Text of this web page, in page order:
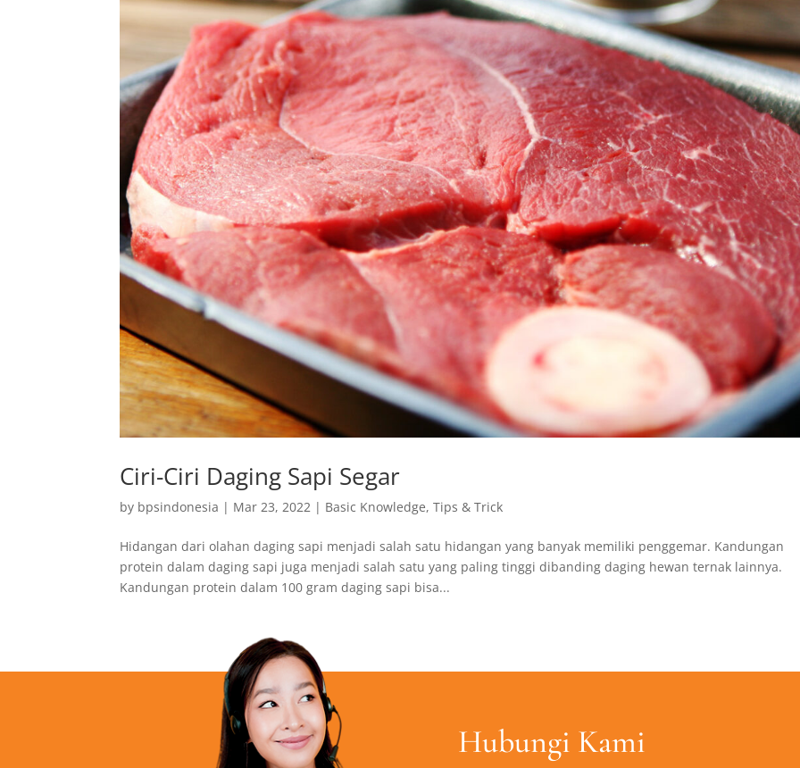
Ciri-Ciri Daging Sapi Segar
by bpsindonesia | Mar 23, 2022 | Basic Knowledge,Tips & Trick
Hidangan dari olahan daging sapi menjadi salah satu hidangan yang banyak memiliki penggemar. Kandungan
protein dalam daging sapi juga menjadi salah satu yang paling tinggi dibanding daging hewan ternak lainnya.
Kandungan protein dalam 100 gram daging sapi bisa...
Hubungi Kami